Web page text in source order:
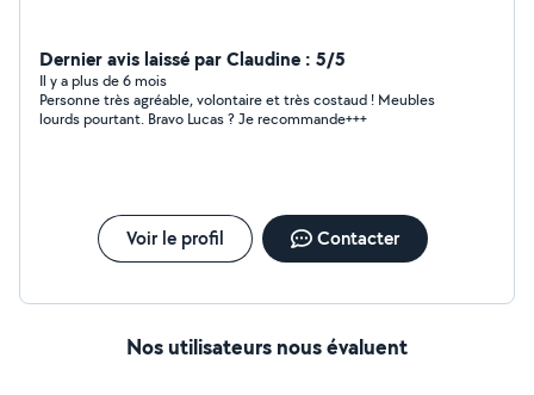
Dernier avis laissé par Claudine : 5/5
Il y a plus de 6 mois
Personne très agréable, volontaire et très costaud ! Meubles
lourds pourtant. Bravo Lucas ? Je recommande+++
Voir le profil Contacter
Nos utilisateurs nous évaluent